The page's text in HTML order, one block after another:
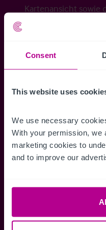
Consent
This website uses
We use necessary
With your permission, we
marketing cookies to
and to improve our
Kartenansicht sowie
erhalten.
Informationen
Erhalten Sie Zugriff auf
Verkaufsmandate -